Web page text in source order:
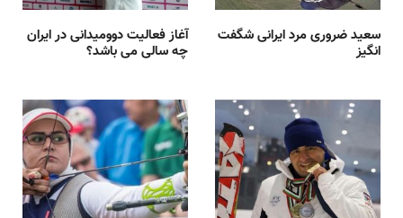
آغاز فعالیت دوومیدانی در ایران
چه سالی می باشد؟
سعید ضروری مرد ایرانی شگفت
انگیز